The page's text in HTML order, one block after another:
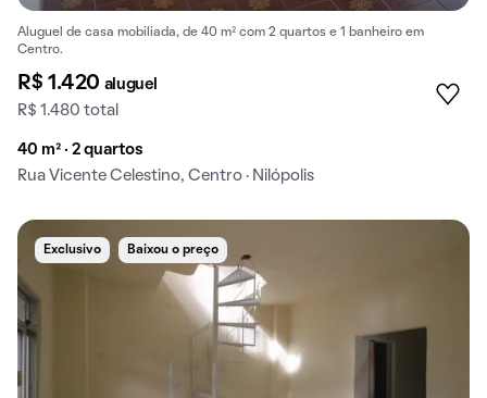
Aluguel de casa mobiliada, de 40 m² com 2 quartos e 1 banheiro em
Centro.
R$ 1.420 aluguel
R$ 1.480 total
40 m² · 2 quartos
Rua Vicente Celestino, Centro · Nilópolis
Exclusivo Baixou o preço